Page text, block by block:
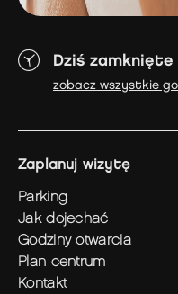
Dziś zamknięte
zobacz wszystkie
zaplanuj wizytę
parking
jak dojechać
godziny otwarcia
plan centrum
kontakt